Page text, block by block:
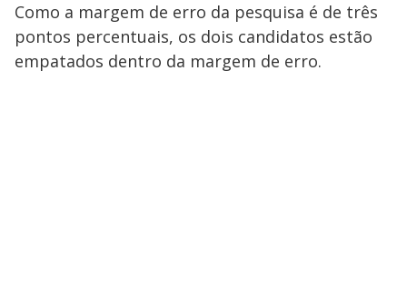
Como a margem de erro da pesquisa é de três
pontos percentuais, os dois candidatos estão
empatados dentro da margem de erro.